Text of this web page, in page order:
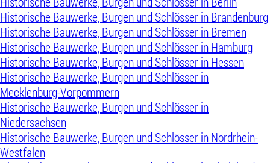
Historische Bauwerke, Burgen und Schlösser in Brandenburg
Historische Bauwerke, Burgen und Schlösser in Bremen
Historische Bauwerke, Burgen und Schlösser in Hamburg
Historische Bauwerke, Burgen und Schlösser in Hessen
Historische Bauwerke, Burgen und Schlösser in
Mecklenburg-Vorpommern
Historische Bauwerke, Burgen und Schlösser in
Niedersachsen
Historische Bauwerke, Burgen und Schlösser in Nordrhein-
Westfalen